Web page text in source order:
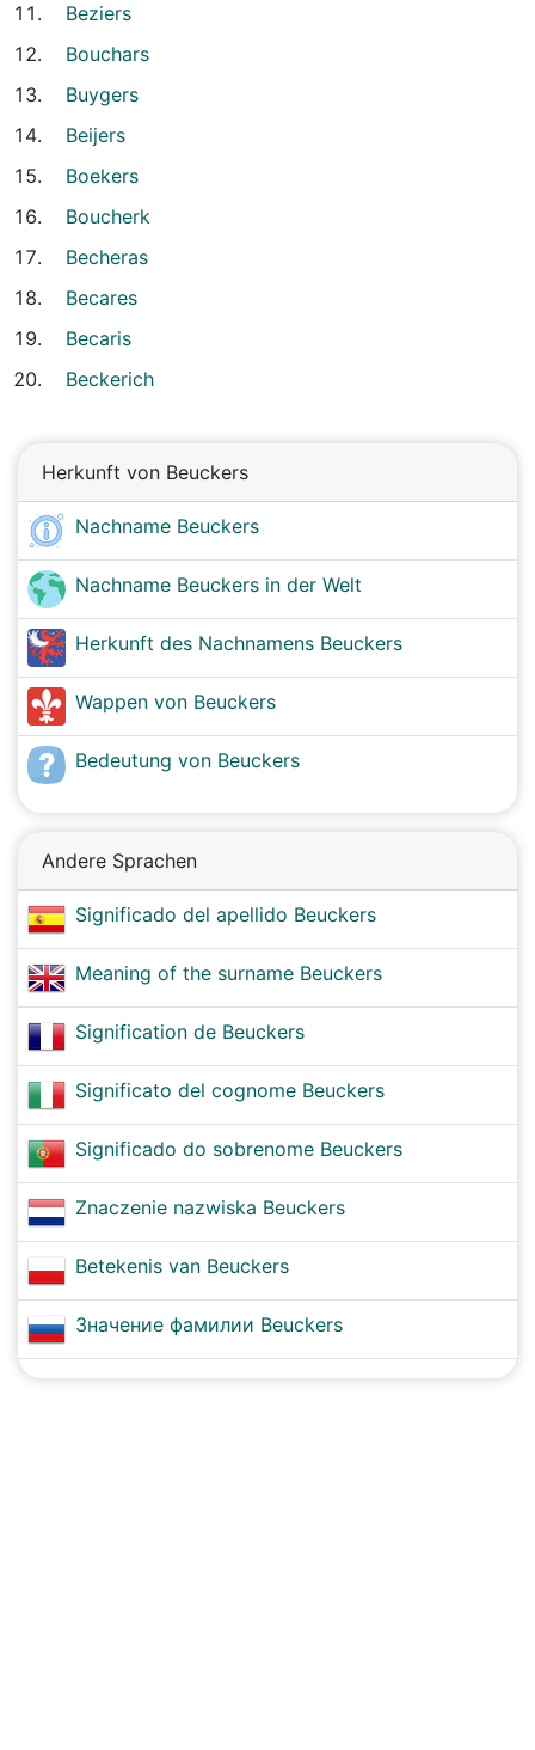
Beziers
Bouchars
Buygers
Beijers
Boekers
Boucherk
Becheras
Becares
Becaris
Beckerich
Herkunft von Beuckers
Nachname Beuckers
Nachname Beuckers in der Welt
Herkunft des Nachnamens Beuckers
Wappen von Beuckers
Bedeutung von Beuckers
Andere Sprachen
Significado del apellido Beuckers
Meaning of the surname Beuckers
Signification de Beuckers
Significato del cognome Beuckers
Significado do sobrenome Beuckers
Znaczenie nazwiska Beuckers
Betekenis van Beuckers
Значение фамилии Beuckers